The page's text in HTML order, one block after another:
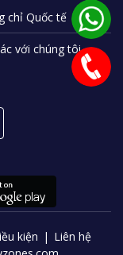
chỉ Quốc tế
với chúng tôi
kiện
Liên hệ